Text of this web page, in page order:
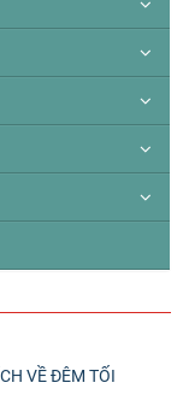
VỀ ĐÊM TỐI